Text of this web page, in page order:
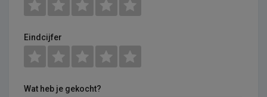
Eindcijfer
Wat heb je gekocht?